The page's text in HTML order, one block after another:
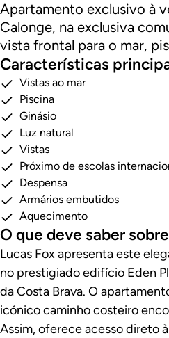
Apartamento exclusivo à
Calonge, na exclusiva
vista frontal para o mar,
Características
Vistas ao mar
Piscina
Ginásio
Luz natural
Vistas
Próximo de escolas
Despensa
Armários embutidos
Aquecimento
O que deve saber
Lucas Fox apresenta este
no prestigiado edifício Eden
da Costa Brava. O
icónico caminho costeiro
Assim, oferece acesso direto